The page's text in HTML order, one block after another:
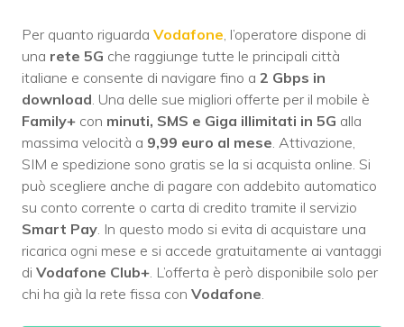
Per quanto riguarda Vodafone, l’operatore dispone di
una rete 5G che raggiunge tutte le principali città
italiane e consente di navigare fino a 2 Gbps in
download. Una delle sue migliori offerte per il mobile è
Family+ con minuti, SMS e Giga illimitati in 5G alla
massima velocità a 9,99 euro al mese. Attivazione,
SIM e spedizione sono gratis se la si acquista online. Si
può scegliere anche di pagare con addebito automatico
su conto corrente o carta di credito tramite il servizio
Smart Pay. In questo modo si evita di acquistare una
ricarica ogni mese e si accede gratuitamente ai vantaggi
di Vodafone Club+. L’offerta è però disponibile solo per
chi ha già la rete fissa con Vodafone.